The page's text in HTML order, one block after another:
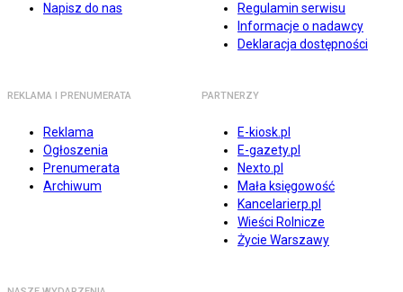
Napisz do nas
Regulamin serwisu
Informacje o nadawcy
Deklaracja dostępności
REKLAMA I PRENUMERATA
Reklama
Ogłoszenia
Prenumerata
Archiwum
PARTNERZY
E-kiosk.pl
E-gazety.pl
Nexto.pl
Mała księgowość
Kancelarierp.pl
Wieści Rolnicze
Życie Warszawy